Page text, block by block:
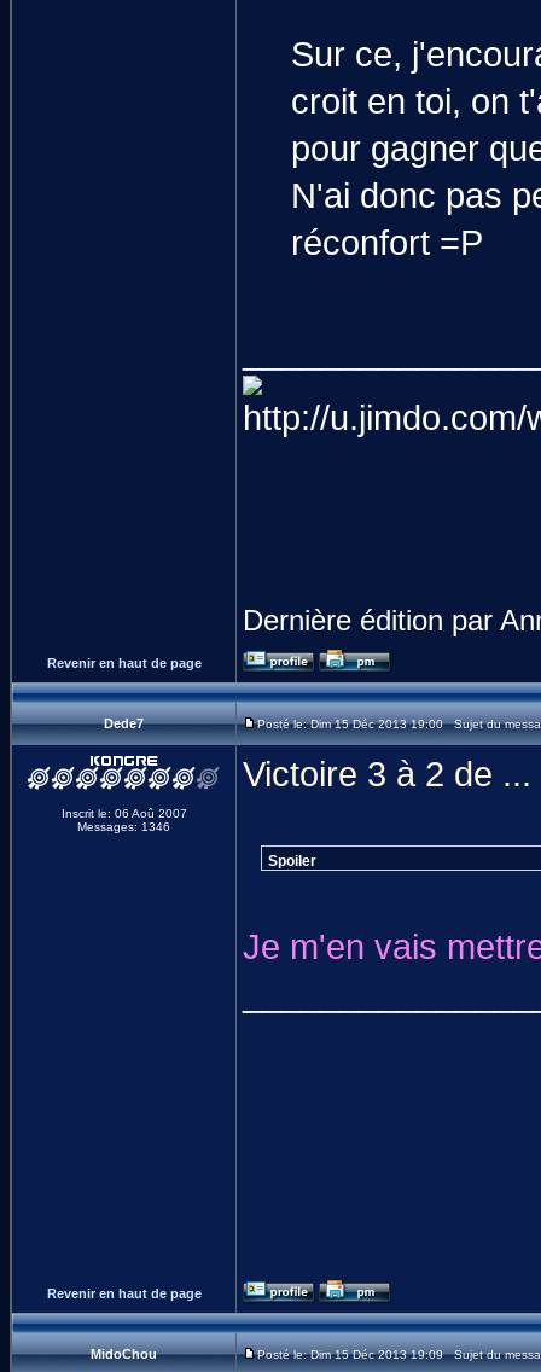
Sur ce,
croit en toi, on
pour gagner
N'ai donc pas
réconfort =P
Dernière édition par
Revenir en haut de page
Dede7 Posté le: Dim 15 Déc 2013 19:00 Sujet du
Inscrit le: 06 Aoû 2007
Messages: 1346
Victoire 3 à 2 de ...
Spoiler
Je m'en vais
Revenir en haut de page
MidoChou Posté le: Dim 15 Déc 2013 19:09 Sujet du